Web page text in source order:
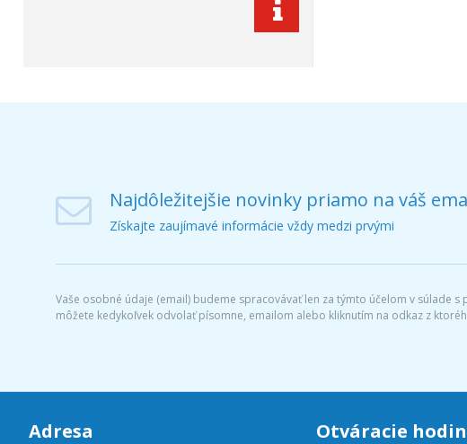
Najdôležitejšie novinky priamo na váš
Získajte zaujímavé informácie vždy medzi prvými
Vaše osobné údaje (email) budeme spracovávať len za týmto účelom v súlade
môžete kedykoľvek odvolať písomne, emailom alebo kliknutím na odkaz z
Adresa Otváracie